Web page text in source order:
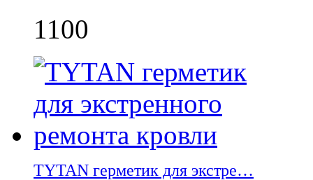
1100
TYTAN герметик для экстре…